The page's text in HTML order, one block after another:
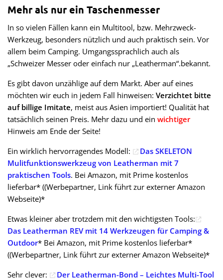
Mehr als nur ein Taschenmesser
In so vielen Fällen kann ein Multitool, bzw. Mehrzweck-
Werkzeug, besonders nützlich und auch praktisch sein. Vor
allem beim Camping. Umgangssprachlich auch als
„Schweizer Messer oder einfach nur „Leatherman“.bekannt.
Es gibt davon unzählige auf dem Markt. Aber auf eines
möchten wir euch in jedem Fall hinweisen: Verzichtet bitte
auf billige Imitate, meist aus Asien importiert! Qualität hat
tatsächlich seinen Preis. Mehr dazu und ein wichtiger
Hinweis am Ende der Seite!
Ein wirklich hervorragendes Modell:
Das SKELETON
Mulitfunktionswerkzeug von Leatherman mit 7
praktischen Tools. Bei Amazon, mit Prime kostenlos
lieferbar* ((Werbepartner, Link führt zur externer Amazon
Webseite)*
Etwas kleiner aber trotzdem mit den wichtigsten Tools:
Das Leatherman REV mit 14 Werkzeugen für Camping &
Outdoor* Bei Amazon, mit Prime kostenlos lieferbar*
((Werbepartner, Link führt zur externer Amazon Webseite)*
Sehr clever:
Der Leatherman-Bond – Leichtes Multi-Tool